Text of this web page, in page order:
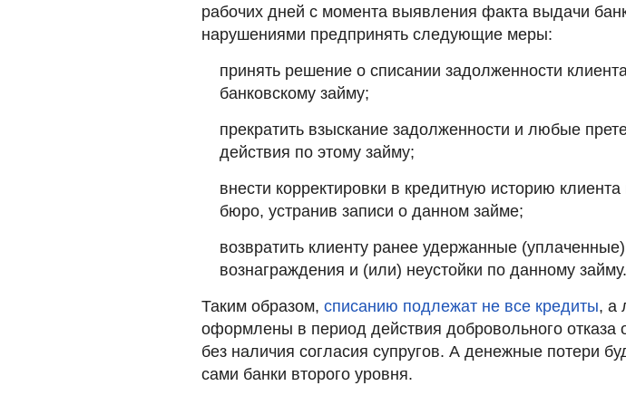
рабочих дней с момента выявления факта выдачи
нарушениями предпринять следующие меры:
принять решение о списании задолженности
банковскому займу;
прекратить взыскание задолженности и любые
действия по этому займу;
внести корректировки в кредитную историю
бюро, устранив записи о данном займе;
возвратить клиенту ранее удержанные
вознаграждения и (или) неустойки по данному займу.
Таким образом, списанию подлежат не все кредиты, а
оформлены в период действия добровольного отказа
без наличия согласия супругов. А денежные потери
сами банки второго уровня.